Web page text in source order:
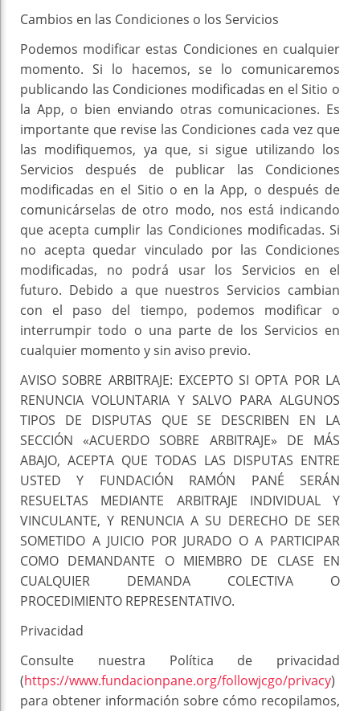
Cambios en las Condiciones o los Servicios
Podemos modificar estas Condiciones en cualquier
momento. Si lo hacemos, se lo comunicaremos
publicando las Condiciones modificadas en el Sitio o
la App, o bien enviando otras comunicaciones. Es
importante que revise las Condiciones cada vez que
las modifiquemos, ya que, si sigue utilizando los
Servicios después de publicar las Condiciones
modificadas en el Sitio o en la App, o después de
comunicárselas de otro modo, nos está indicando
que acepta cumplir las Condiciones modificadas. Si
no acepta quedar vinculado por las Condiciones
modificadas, no podrá usar los Servicios en el
futuro. Debido a que nuestros Servicios cambian
con el paso del tiempo, podemos modificar o
interrumpir todo o una parte de los Servicios en
cualquier momento y sin aviso previo.
AVISO SOBRE ARBITRAJE: EXCEPTO SI OPTA POR LA
RENUNCIA VOLUNTARIA Y SALVO PARA ALGUNOS
TIPOS DE DISPUTAS QUE SE DESCRIBEN EN LA
SECCIÓN «ACUERDO SOBRE ARBITRAJE» DE MÁS
ABAJO, ACEPTA QUE TODAS LAS DISPUTAS ENTRE
USTED Y FUNDACIÓN RAMÓN PANÉ SERÁN
RESUELTAS MEDIANTE ARBITRAJE INDIVIDUAL Y
VINCULANTE, Y RENUNCIA A SU DERECHO DE SER
SOMETIDO A JUICIO POR JURADO O A PARTICIPAR
COMO DEMANDANTE O MIEMBRO DE CLASE EN
CUALQUIER DEMANDA COLECTIVA O
PROCEDIMIENTO REPRESENTATIVO.
Privacidad
Consulte nuestra Política de privacidad
(https://www.fundacionpane.org/followjcgo/privacy)
para obtener información sobre cómo recopilamos,